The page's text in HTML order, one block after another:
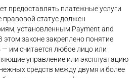
предоставлять платежные услуги
правовой статус должен
установленным Payment and
этом законе закреплено понятие
им считается любое лицо или
управление или эксплуатацию
средств между двумя и более